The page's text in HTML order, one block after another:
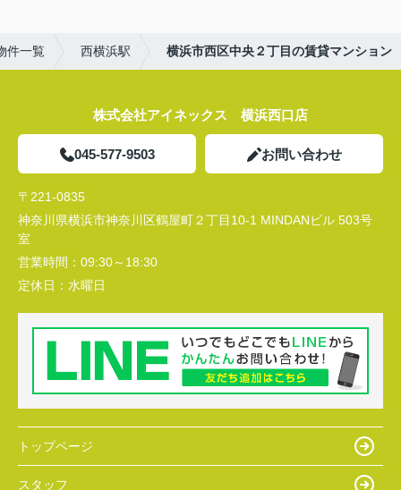
件一覧 西横浜駅 横浜市西区中央２丁目の賃貸マンション
株式会社アイネックス 横浜西口店
045-577-9503 お問い合わせ
〒221-0835
神奈川県横浜市神奈川区鶴屋町２丁目10-1 MINDANビル 503号
室
営業時間： 09:30～18:30
定休日： 水曜日
トップページ
スタッフ